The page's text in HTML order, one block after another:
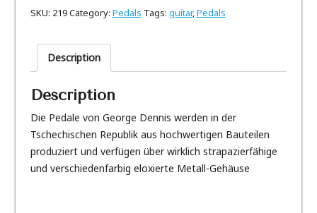
160
Pedal
quantity
SKU: 219Category: Pedals Tags: guitar,Pedals
Description
Description
Die Pedale von George Dennis werden in der
Tschechischen Republik aus hochwertigen Bauteilen
produziert und verfügen über wirklich strapazierfähige
und verschiedenfarbig eloxierte Metall-Gehäuse